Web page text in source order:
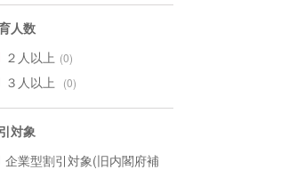
人数
２人以上 (0)
３人以上 (0)
対象
企業型割引対象(旧内閣府補